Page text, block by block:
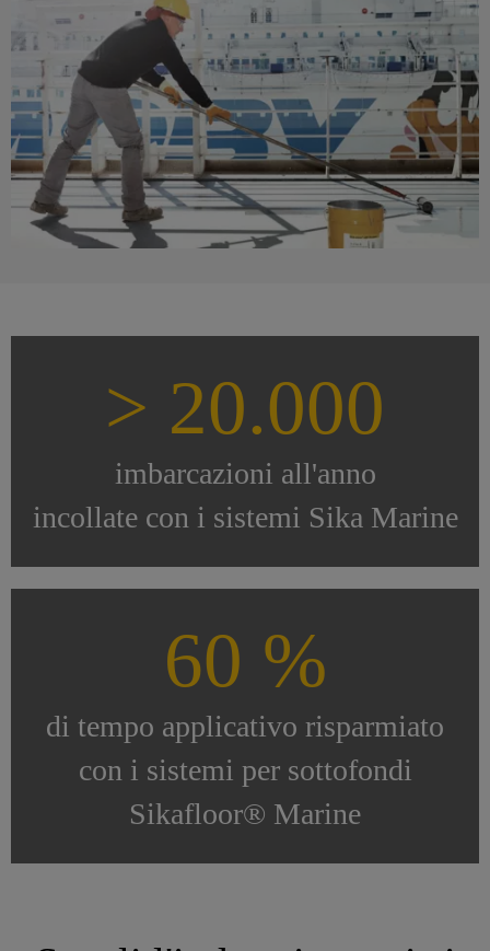
> 20.000
imbarcazioni all'anno
incollate con i sistemi Sika Marine
60 %
di tempo applicativo risparmiato
con i sistemi per sottofondi
Sikafloor® Marine